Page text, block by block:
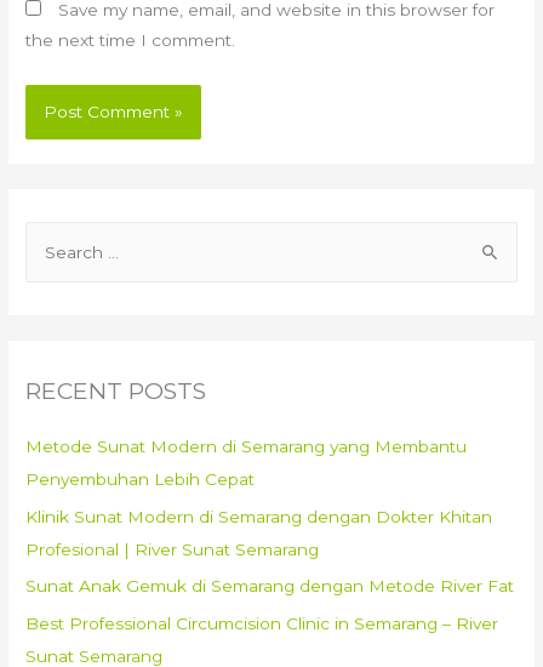
Save my name, email, and website in this browser for
the next time I comment.
h
RECENT POSTS
Metode Sunat Modern di Semarang yang Membantu
Penyembuhan Lebih Cepat
Klinik Sunat Modern di Semarang dengan Dokter Khitan
Profesional | River Sunat Semarang
Sunat Anak Gemuk di Semarang dengan Metode River Fat
Best Professional Circumcision Clinic in Semarang – River
Sunat Semarang